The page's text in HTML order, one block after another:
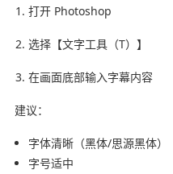
打开 Photoshop
选择【文字工具（T）】
在画面底部输入字幕内容
建议：
字体清晰（黑体/思源黑体）
字号适中